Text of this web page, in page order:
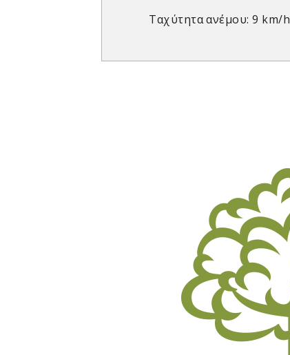
Ταχύτητα ανέμου: 9 km/h